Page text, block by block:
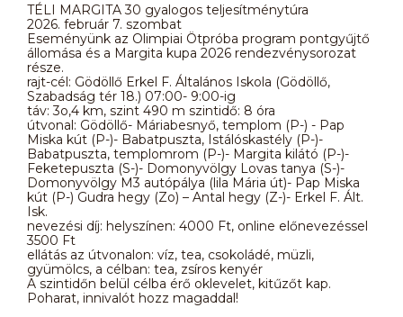
TÉLI MARGITA 30 gyalogos teljesítménytúra
2026. február 7. szombat
Eseményünk az Olimpiai Ötpróba program pontgyűjtő
állomása és a Margita kupa 2026 rendezvénysorozat
része.
rajt-cél: Gödöllő Erkel F. Általános Iskola (Gödöllő,
Szabadság tér 18.) 07:00- 9:00-ig
táv: 3o,4 km, szint 490 m szintidő: 8 óra
útvonal: Gödöllő- Máriabesnyő, templom (P-) - Pap
Miska kút (P-)- Babatpuszta, Istálóskastély (P-)-
Babatpuszta, templomrom (P-)- Margita kilátó (P-)-
Feketepuszta (S-)- Domonyvölgy Lovas tanya (S-)-
Domonyvölgy M3 autópálya (lila Mária út)- Pap Miska
kút (P-) Gudra hegy (Zo) – Antal hegy (Z-)- Erkel F. Ált.
Isk.
nevezési díj: helyszínen: 4000 Ft, online előnevezéssel
3500 Ft
ellátás az útvonalon: víz, tea, csokoládé, müzli,
gyümölcs, a célban: tea, zsíros kenyér
A szintidőn belül célba érő oklevelet, kitűzőt kap.
Poharat, innivalót hozz magaddal!